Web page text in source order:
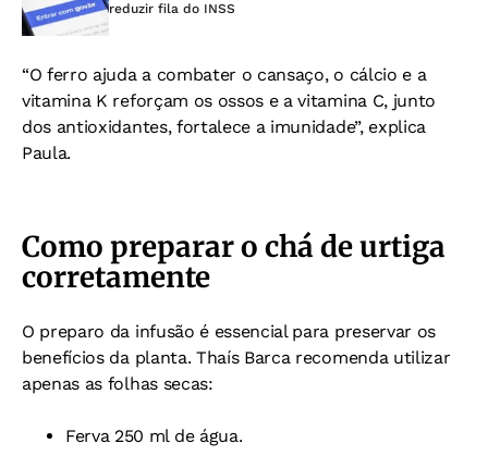
reduzir fila do INSS
“O ferro ajuda a combater o cansaço, o cálcio e a
vitamina K reforçam os ossos e a vitamina C, junto
dos antioxidantes, fortalece a imunidade”, explica
Paula.
Como preparar o chá de urtiga
corretamente
O preparo da infusão é essencial para preservar os
benefícios da planta. Thaís Barca recomenda utilizar
apenas as folhas secas:
Ferva 250 ml de água.